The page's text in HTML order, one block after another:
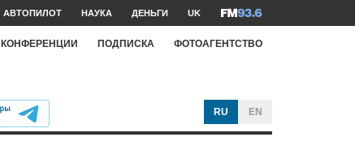
АВТОПИЛОТ НАУКА ДЕНЬГИ UK
КОНФЕРЕНЦИИ ПОДПИСКА ФОТОАГЕНТСТВО
RU EN